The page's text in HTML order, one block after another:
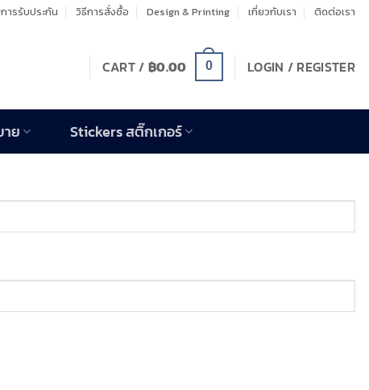
ารรับประกัน วิธีการสั่งซื้อ Design & Printing เกี่ยวกับเรา ติดต่อเรา
CART /฿0.00 0 LOGIN / REGISTER
ย Stickers สติ๊กเกอร์